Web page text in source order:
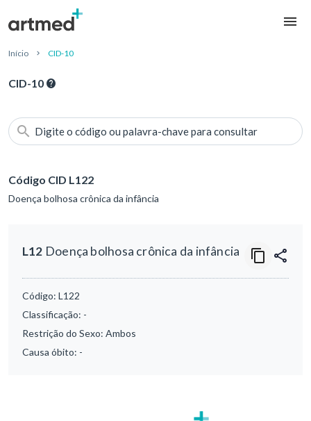
Início CID-10
CID-10
Digite o código ou palavra-chave para consultar
Código CID L122
Doença bolhosa crônica da infância
L12 Doença bolhosa crônica da infância
Código: L122
Classificação: -
Restrição do Sexo: Ambos
Causa óbito: -